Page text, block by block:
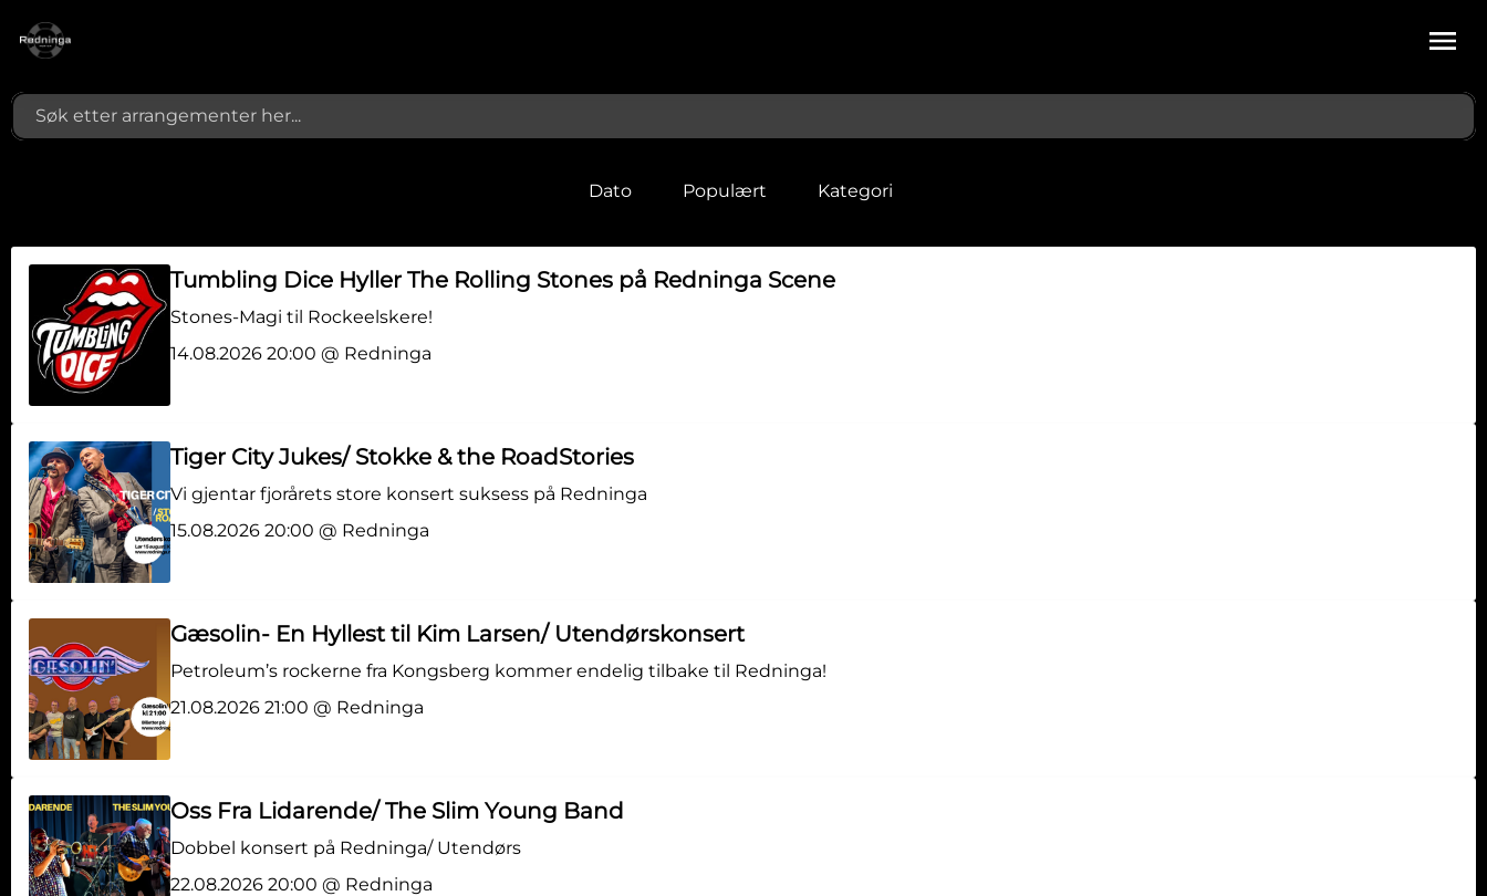
Dato Populært Kategori
Tumbling Dice Hyller The Rolling Stones på Redninga Scene
Stones-Magi til Rockeelskere!
14.08.2026 20:00 @ Redninga
Tiger City Jukes/ Stokke & the RoadStories
Vi gjentar fjorårets store konsert suksess på Redninga
15.08.2026 20:00 @ Redninga
Gæsolin- En Hyllest til Kim Larsen/ Utendørskonsert
Petroleum’s rockerne fra Kongsberg kommer endelig tilbake til Redninga!
21.08.2026 21:00 @ Redninga
Oss Fra Lidarende/ The Slim Young Band
Dobbel konsert på Redninga/ Utendørs
22.08.2026 20:00 @ Redninga